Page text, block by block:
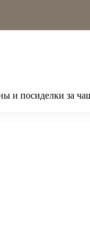
посиделки за